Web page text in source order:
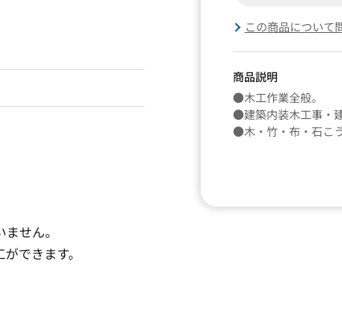
この商品について
商品説明
●木工作業全般。
●建築内装木工事・
●木・竹・布・石こ
せん。
できます。